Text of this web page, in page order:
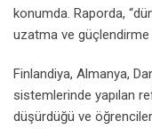
konumda. Raporda,
uzatma ve güçlendirme
Finlandiya, Almanya,
sistemlerinde yapılan
düşürdüğü ve